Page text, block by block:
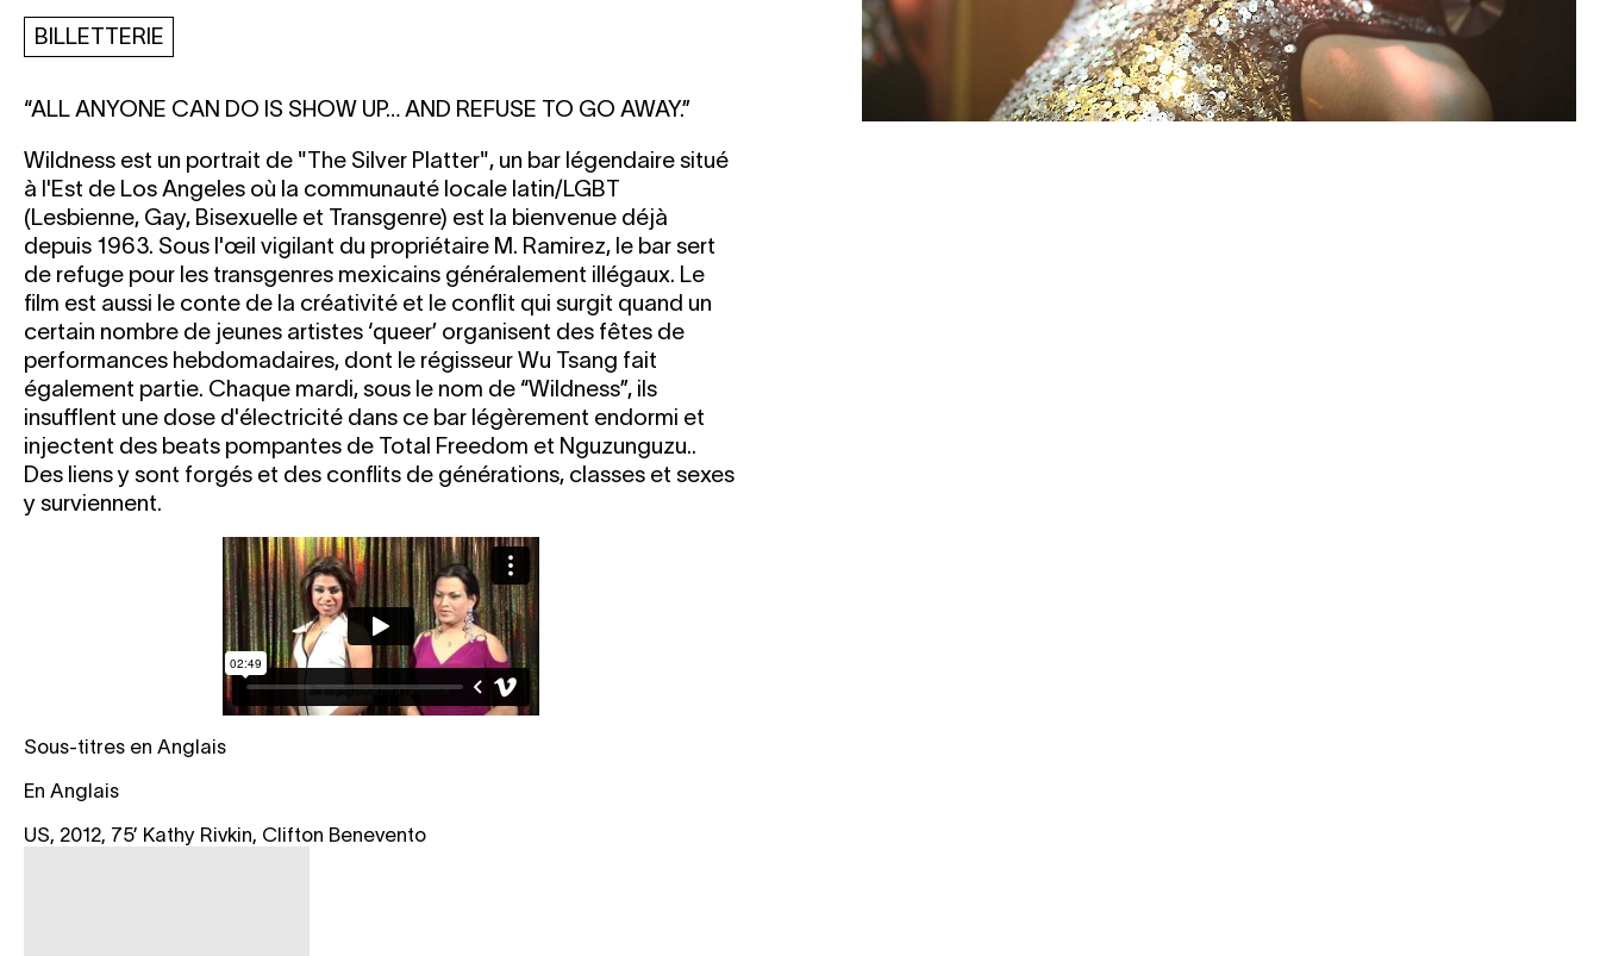
BILLETTERIE
“ALL ANYONE CAN DO IS SHOW UP… AND REFUSE TO GO AWAY.”
Wildness est un portrait de "The Silver Platter", un bar légendaire situé
à l'Est de Los Angeles où la communauté locale latin/LGBT
(Lesbienne, Gay, Bisexuelle et Transgenre) est la bienvenue déjà
depuis 1963. Sous l'œil vigilant du propriétaire M. Ramirez, le bar sert
de refuge pour les transgenres mexicains généralement illégaux. Le
film est aussi le conte de la créativité et le conflit qui surgit quand un
certain nombre de jeunes artistes ‘queer’ organisent des fêtes de
performances hebdomadaires, dont le régisseur Wu Tsang fait
également partie. Chaque mardi, sous le nom de “Wildness”, ils
insufflent une dose d'électricité dans ce bar légèrement endormi et
injectent des beats pompantes de Total Freedom et Nguzunguzu..
Des liens y sont forgés et des conflits de générations, classes et sexes
y surviennent.
Sous-titres en Anglais
En Anglais
US, 2012, 75’ Kathy Rivkin, Clifton Benevento